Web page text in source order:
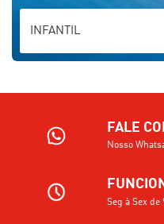
INFANTIL
FALE
Nosso
Seg à Sex de